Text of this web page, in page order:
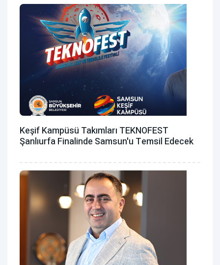
Keşif Kampüsü Takımları TEKNOFEST
Şanlıurfa Finalinde Samsun'u Temsil Edecek